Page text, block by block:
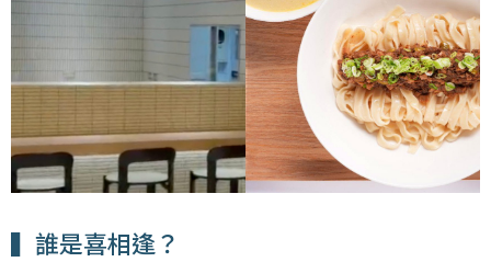
▍誰是喜相逢？